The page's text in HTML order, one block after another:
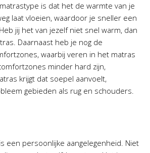
is dat het de warmte van je
laat vloeien, waardoor je sneller een
jij het van jezelf niet snel warm, dan
Daarnaast heb je nog de
waarbij veren in het matras
minder hard zijn,
krijgt dat soepel aanvoelt,
gebieden als rug en schouders.
een persoonlijke aangelegenheid. Niet